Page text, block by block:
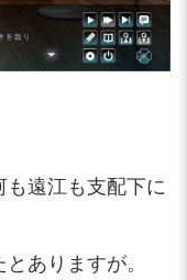
遠江も支配下に
ありますが。